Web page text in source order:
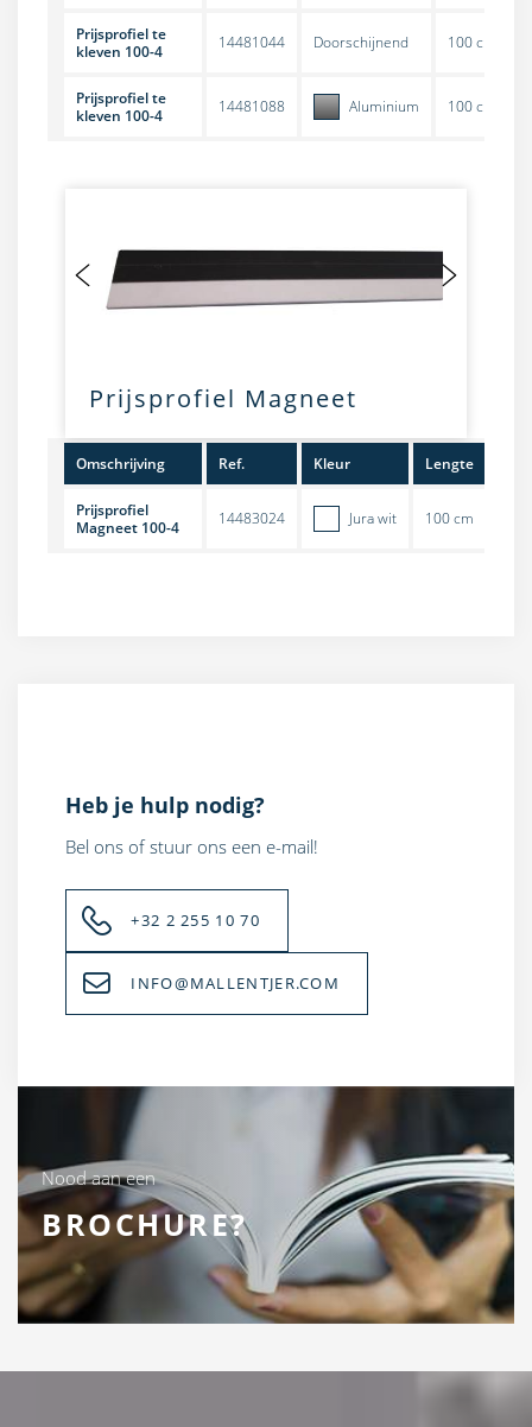
Prijsprofiel te
kleven 100-4
14481044 Doorschijnend 100 cm
Prijsprofiel te
kleven 100-4
14481088 Aluminium 100 cm
Prijsprofiel Magneet
Omschrijving Ref. Kleur Lengte
Prijsprofiel
Magneet 100-4
14483024 Jura wit 100 cm
Heb je hulp nodig?
Bel ons of stuur ons een e-mail!
+32 2 255 10 70
INFO@MALLENTJER.COM
Nood aan een
BROCHURE?